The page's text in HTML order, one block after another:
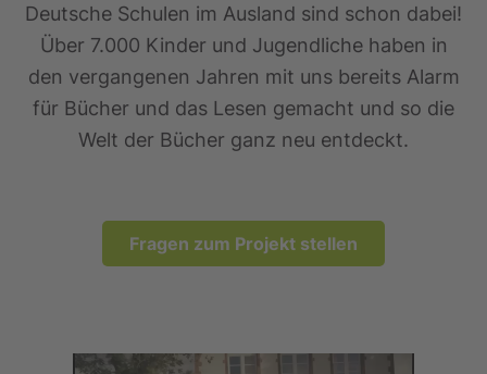
Deutsche Schulen im Ausland sind schon dabei!
Über 7.000 Kinder und Jugendliche haben in
den vergangenen Jahren mit uns bereits Alarm
für Bücher und das Lesen gemacht und so die
Welt der Bücher ganz neu entdeckt.
Fragen zum Projekt stellen